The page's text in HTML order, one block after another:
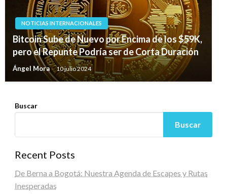
NOTICIAS INTERNACIONALES
Bitcoin Sube de Nuevo por Encima de los $59K,
pero el Repunte Podría ser de Corta Duración
Ángel Mora 10 julio 2024
Buscar
Buscar
Recent Posts
De Berna a Bogotá: Nuestra Agenda de Escapes y Rutas
Inesperadas